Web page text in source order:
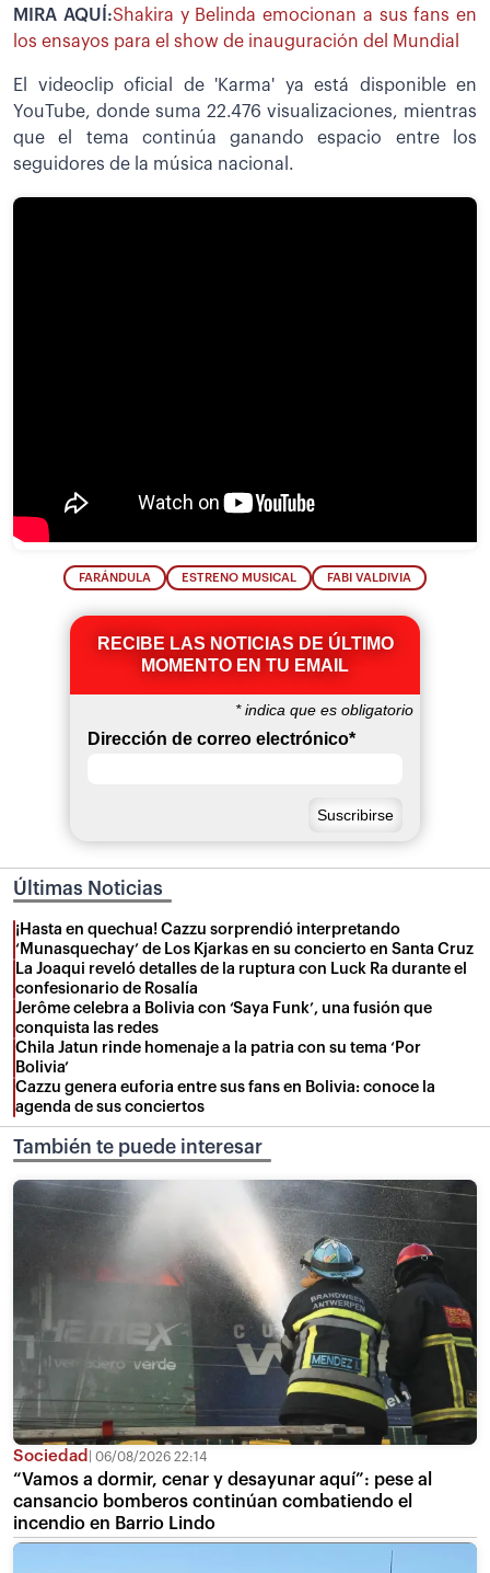
MIRA AQUÍ:Shakira y Belinda emocionan a sus fans en
los ensayos para el show de inauguración del Mundial
El videoclip oficial de 'Karma' ya está disponible en
YouTube, donde suma 22.476 visualizaciones, mientras
que el tema continúa ganando espacio entre los
seguidores de la música nacional.
FARÁNDULA ESTRENO MUSICAL FABI VALDIVIA
RECIBE LAS NOTICIAS DE ÚLTIMO
MOMENTO EN TU EMAIL
*indica que es obligatorio
Dirección de correo electrónico*
Últimas Noticias
¡Hasta en quechua! Cazzu sorprendió interpretando
‘Munasquechay’ de Los Kjarkas en su concierto en Santa Cruz
La Joaqui reveló detalles de la ruptura con Luck Ra durante el
confesionario de Rosalía
Jerôme celebra a Bolivia con ‘Saya Funk’, una fusión que
conquista las redes
Chila Jatun rinde homenaje a la patria con su tema ‘Por
Bolivia’
Cazzu genera euforia entre sus fans en Bolivia: conoce la
agenda de sus conciertos
También te puede interesar
Sociedad 06/08/2026 22:14
“Vamos a dormir, cenar y desayunar aquí”: pese al
cansancio bomberos continúan combatiendo el
incendio en Barrio Lindo